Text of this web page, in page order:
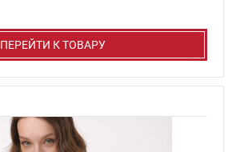
ПЕРЕЙТИ К ТОВАРУ